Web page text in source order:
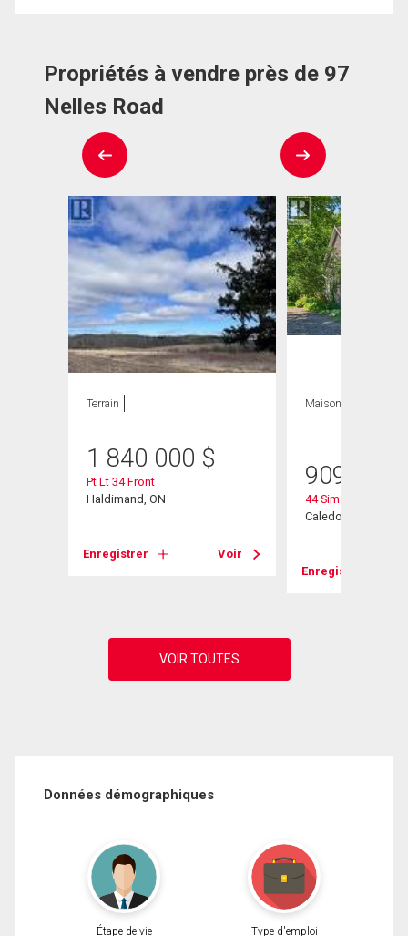
Propriétés à vendre près de 97
Nelles Road
Terrain
1 840 000 $
Pt Lt 34 Front
Haldimand, ON
Enregistrer Voir
Maison
909 000
44 Sims Lock Road
Caledonia, ON
Enregistrer
Données démographiques
Étape de vie Type d'emploi